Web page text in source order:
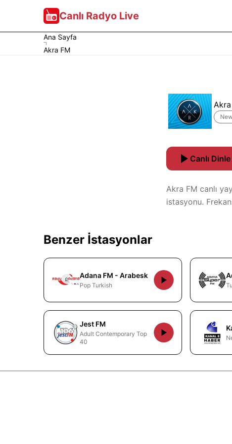
Canlı Radyo Live
Ana Sayfa
Akra FM
Canlı Dinle
Akra FM canlı
istasyonu.
Benzer İstasyonlar
Adana FM - Arabesk
Pop Turkish
Jest FM
Adult Contemporary Top
40